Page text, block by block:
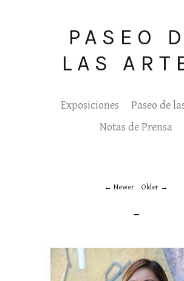
PASEO
LAS
Exposiciones
Paseo de
Notas de Prensa
Newer Older
_